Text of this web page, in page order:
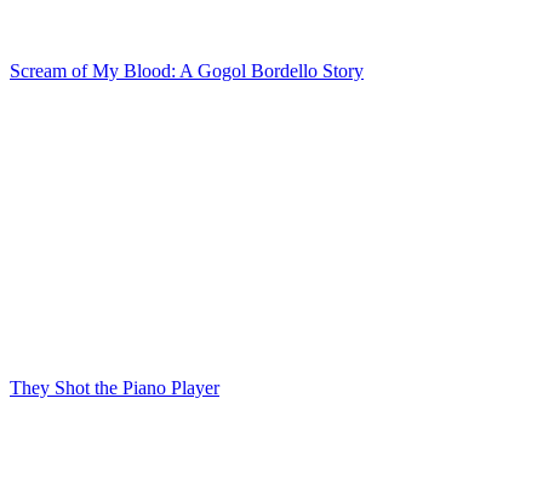
Scream of My Blood: A Gogol Bordello Story
They Shot the Piano Player